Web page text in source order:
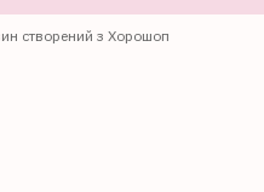
створений з Хорошоп